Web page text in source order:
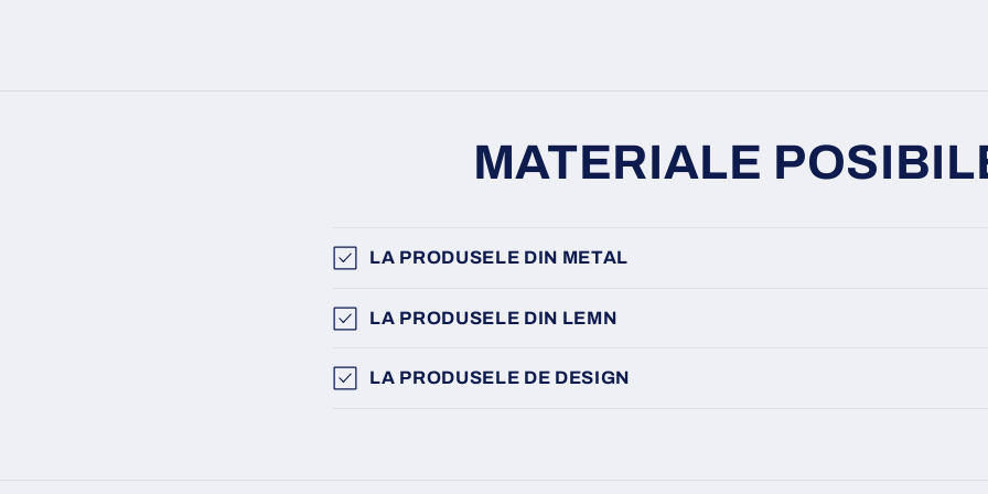
MATERIALE
LA PRODUSELE DIN METAL
LA PRODUSELE DIN LEMN
LA PRODUSELE DE DESIGN